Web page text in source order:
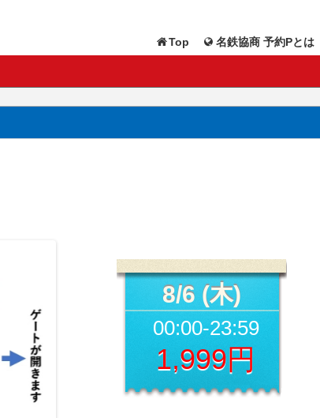
Top 名鉄協商 予約Pとは
8/6 (木)
00:00-23:59
1,999円